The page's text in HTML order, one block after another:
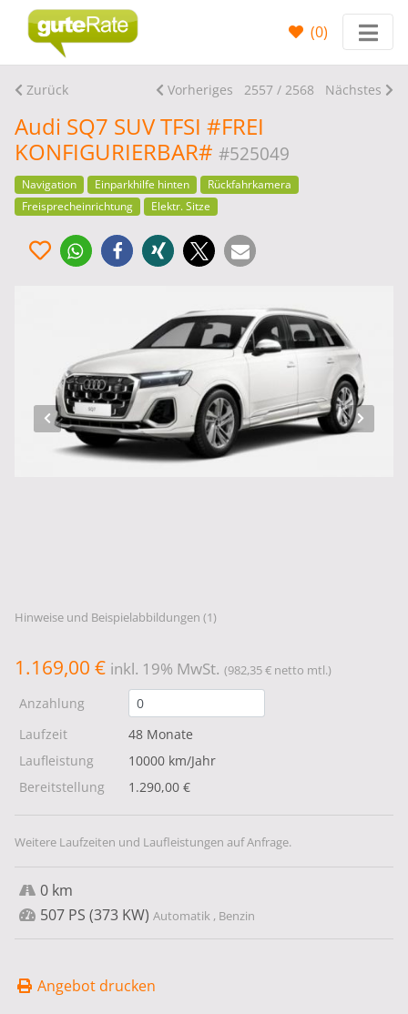
(0)
Zurück Vorheriges 2557 / 2568 Nächstes
Audi SQ7 SUV TFSI #FREI
KONFIGURIERBAR# #525049
Navigation Einparkhilfe hinten
Rückfahrkamera
Freisprecheinrichtung
Elektr. Sitze
Hinweise und Beispielabbildungen (1)
1.169,00 € inkl. 19% MwSt. (982,35 € netto mtl.)
Anzahlung
Laufzeit
48 Monate
Laufleistung
10000 km/Jahr
Bereitstellung
1.290,00 €
Weitere Laufzeiten und Laufleistungen auf Anfrage.
0 km
507 PS (373 KW) Automatik , Benzin
Angebot drucken